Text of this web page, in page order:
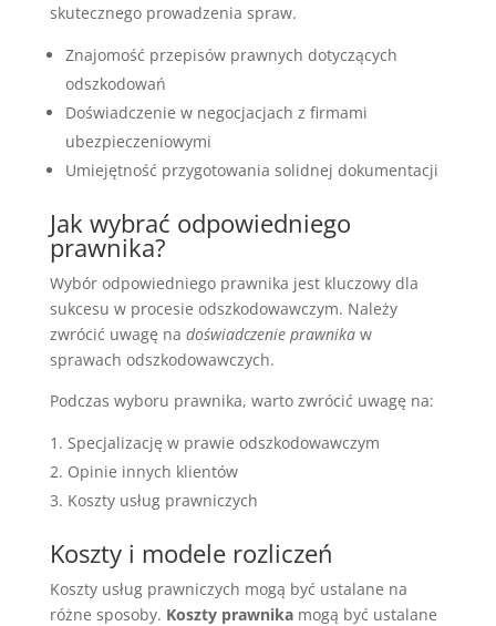
skutecznego prowadzenia spraw.
Znajomość przepisów prawnych dotyczących
odszkodowań
Doświadczenie w negocjacjach z firmami
ubezpieczeniowymi
Umiejętność przygotowania solidnej dokumentacji
Jak wybrać odpowiedniego
prawnika?
Wybór odpowiedniego prawnika jest kluczowy dla
sukcesu w procesie odszkodowawczym. Należy
zwrócić uwagę na doświadczenie prawnikaw
sprawach odszkodowawczych.
Podczas wyboru prawnika, warto zwrócić uwagę na:
Specjalizację w prawie odszkodowawczym
Opinie innych klientów
Koszty usług prawniczych
Koszty i modele rozliczeń
Koszty usług prawniczych mogą być ustalane na
różne sposoby. Koszty prawnikamogą być ustalane